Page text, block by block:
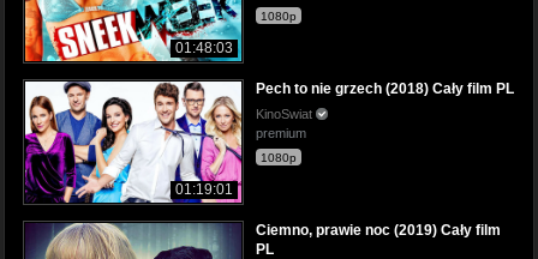
01:48:03
1080p
01:19:01
Pech to nie grzech (2018) Cały film PL
KinoSwiat
premium
1080p
Ciemno, prawie noc (2019) Cały film
PL